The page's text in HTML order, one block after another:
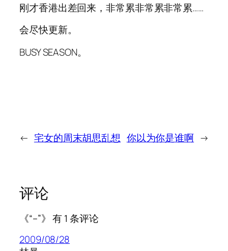
刚才香港出差回来，非常累非常累非常累……
会尽快更新。
BUSY SEASON。
← 宅女的周末胡思乱想 你以为你是谁啊 →
评论
《“–”》 有 1 条评论
2009/08/28